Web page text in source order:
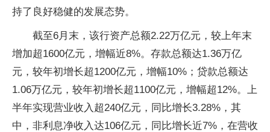
持了良好稳健的发展态势。
截至6月末，该行资产总额2.22万亿元，较上年末
增加超1600亿元，增幅近8%。存款总额达1.36万亿
元，较年初增长超1200亿元，增幅10%；贷款总额达
1.06万亿元，较年初增长超1100亿元，增幅超12%。上
半年实现营业收入超240亿元，同比增长3.28%，其
中，非利息净收入达106亿元，同比增长近7%，在营收